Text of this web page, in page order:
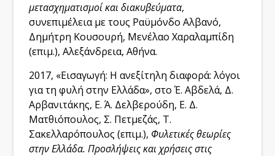
μετασχηματισμοί και διακυβεύματα,
συνεπιμέλεια με τους Ραϋμόνδο Αλβανό,
Δημήτρη Κουσουρή, Μενέλαο Χαραλαμπίδη
(επιμ.), Αλεξάνδρεια, Αθήνα.
2017, «Εισαγωγή: Η ανεξίτηλη διαφορά: λόγοι
για τη φυλή στην Ελλάδα», στο Έ. Αβδελά, Δ.
Αρβανιτάκης, Ε. Ά. Δελβερούδη, Ε. Δ.
Ματθιόπουλος, Σ. Πετμεζάς, Τ.
Σακελλαρόπουλος (επιμ.), Φυλετικές θεωρίες
στην Ελλάδα. Προσλήψεις και χρήσεις στις